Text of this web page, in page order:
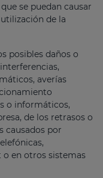
se puedan causar
de la
posibles daños o
averías
o informáticos,
de los retrasos o
causados por
o en otros sistemas